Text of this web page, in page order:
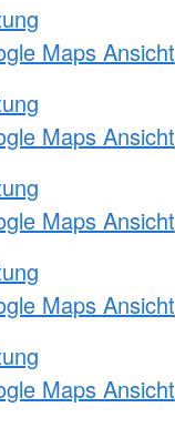
Maps Ansicht
Maps Ansicht
Maps Ansicht
Maps Ansicht
Maps Ansicht